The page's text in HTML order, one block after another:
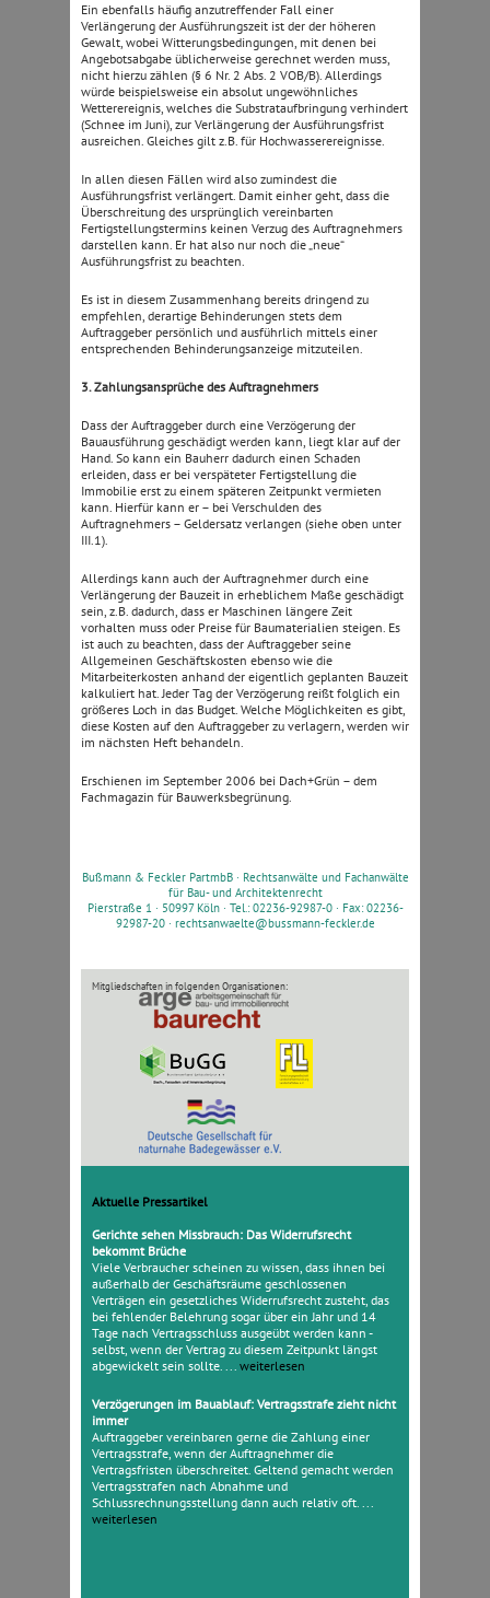
Ein ebenfalls häufig anzutreffender Fall einer
Verlängerung der Ausführungszeit ist der der höheren
Gewalt, wobei Witterungsbedingungen, mit denen bei
Angebotsabgabe üblicherweise gerechnet werden muss,
nicht hierzu zählen (§ 6 Nr. 2 Abs. 2 VOB/B). Allerdings
würde beispielsweise ein absolut ungewöhnliches
Wetterereignis, welches die Substrataufbringung verhindert
(Schnee im Juni), zur Verlängerung der Ausführungsfrist
ausreichen. Gleiches gilt z.B. für Hochwasserereignisse.
In allen diesen Fällen wird also zumindest die
Ausführungsfrist verlängert. Damit einher geht, dass die
Überschreitung des ursprünglich vereinbarten
Fertigstellungstermins keinen Verzug des Auftragnehmers
darstellen kann. Er hat also nur noch die „neue“
Ausführungsfrist zu beachten.
Es ist in diesem Zusammenhang bereits dringend zu
empfehlen, derartige Behinderungen stets dem
Auftraggeber persönlich und ausführlich mittels einer
entsprechenden Behinderungsanzeige mitzuteilen.
3. Zahlungsansprüche des Auftragnehmers
Dass der Auftraggeber durch eine Verzögerung der
Bauausführung geschädigt werden kann, liegt klar auf der
Hand. So kann ein Bauherr dadurch einen Schaden
erleiden, dass er bei verspäteter Fertigstellung die
Immobilie erst zu einem späteren Zeitpunkt vermieten
kann. Hierfür kann er – bei Verschulden des
Auftragnehmers – Geldersatz verlangen (siehe oben unter
III.1).
Allerdings kann auch der Auftragnehmer durch eine
Verlängerung der Bauzeit in erheblichem Maße geschädigt
sein, z.B. dadurch, dass er Maschinen längere Zeit
vorhalten muss oder Preise für Baumaterialien steigen. Es
ist auch zu beachten, dass der Auftraggeber seine
Allgemeinen Geschäftskosten ebenso wie die
Mitarbeiterkosten anhand der eigentlich geplanten Bauzeit
kalkuliert hat. Jeder Tag der Verzögerung reißt folglich ein
größeres Loch in das Budget. Welche Möglichkeiten es gibt,
diese Kosten auf den Auftraggeber zu verlagern, werden wir
im nächsten Heft behandeln.
Erschienen im September 2006 bei Dach+Grün – dem
Fachmagazin für Bauwerksbegrünung.
Bußmann & Feckler PartmbB · Rechtsanwälte und Fachanwälte
für Bau- und Architektenrecht
Pierstraße 1 · 50997 Köln · Tel.: 02236-92987-0 · Fax: 02236-
92987-20 · rechtsanwaelte@bussmann-feckler.de
Mitgliedschaften in folgenden Organisationen:
Aktuelle Pressartikel
Gerichte sehen Missbrauch: Das Widerrufsrecht
bekommt Brüche
Viele Verbraucher scheinen zu wissen, dass ihnen bei
außerhalb der Geschäftsräume geschlossenen
Verträgen ein gesetzliches Widerrufsrecht zusteht, das
bei fehlender Belehrung sogar über ein Jahr und 14
Tage nach Vertragsschluss ausgeübt werden kann -
selbst, wenn der Vertrag zu diesem Zeitpunkt längst
abgewickelt sein sollte. ... weiterlesen
Verzögerungen im Bauablauf: Vertragsstrafe zieht nicht
immer
Auftraggeber vereinbaren gerne die Zahlung einer
Vertragsstrafe, wenn der Auftragnehmer die
Vertragsfristen überschreitet. Geltend gemacht werden
Vertragsstrafen nach Abnahme und
Schlussrechnungsstellung dann auch relativ oft. ...
weiterlesen